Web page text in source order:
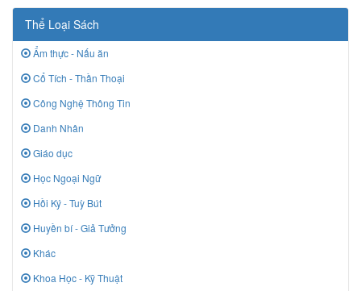
Thể Loại Sách
Ẩm thực - Nấu ăn
Cổ Tích - Thần Thoại
Công Nghệ Thông Tin
Danh Nhân
Giáo dục
Học Ngoại Ngữ
Hồi Ký - Tuỳ Bút
Huyền bí - Giả Tưởng
Khác
Khoa Học - Kỹ Thuật